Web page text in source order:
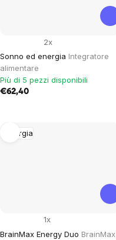
Sonno ed energia Integratore
alimentare
2x
Più di 5 pezzi disponibili
€62,40
Energia
BrainMax Energy Duo BrainMax
1x